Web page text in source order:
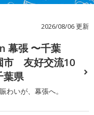
2026/08/06 更新
幕張 〜千葉
市 友好交流10
葉県
わいが、幕張へ。